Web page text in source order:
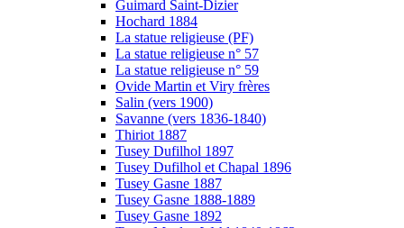
Guimard Saint-Dizier
Hochard 1884
La statue religieuse (PF)
La statue religieuse n° 57
La statue religieuse n° 59
Ovide Martin et Viry frères
Salin (vers 1900)
Savanne (vers 1836-1840)
Thiriot 1887
Tusey Dufilhol 1897
Tusey Dufilhol et Chapal 1896
Tusey Gasne 1887
Tusey Gasne 1888-1889
Tusey Gasne 1892